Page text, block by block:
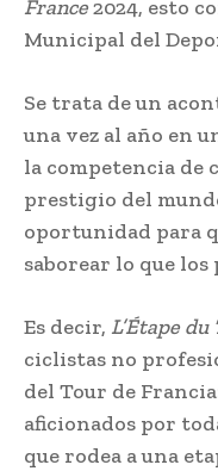
France2024, esto
Municipal del
Se trata de un
una vez al año en
la competencia de
prestigio del
oportunidad para
saborear lo que
Es decir, L’Étape
ciclistas no
del Tour de
aficionados por
que rodea a una